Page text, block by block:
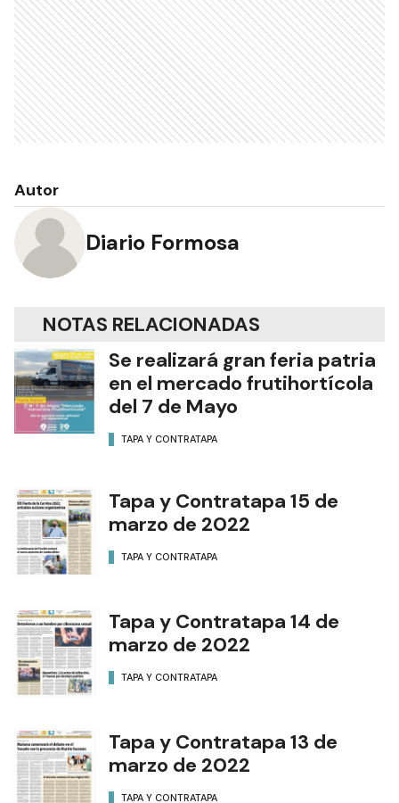
Autor
Diario Formosa
NOTAS RELACIONADAS
Se realizará gran feria patria
en el mercado frutihortícola
del 7 de Mayo
TAPA Y CONTRATAPA
Tapa y Contratapa 15 de
marzo de 2022
TAPA Y CONTRATAPA
Tapa y Contratapa 14 de
marzo de 2022
TAPA Y CONTRATAPA
Tapa y Contratapa 13 de
marzo de 2022
TAPA Y CONTRATAPA